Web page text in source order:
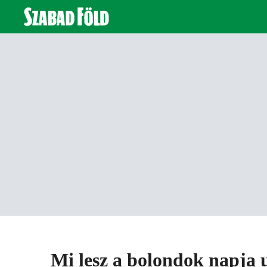
Mi lesz a bolondok napja